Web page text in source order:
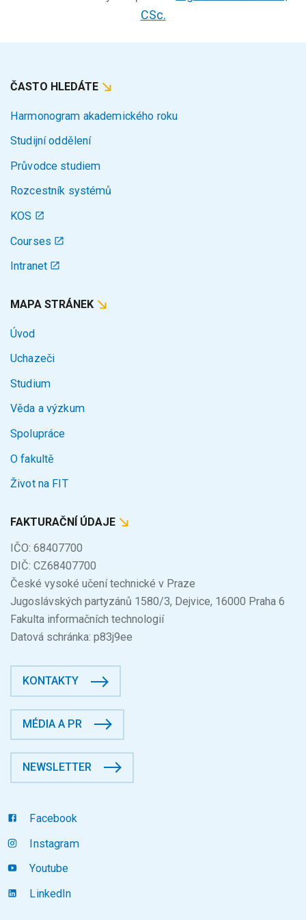
CSc.
ČASTO HLEDÁTE
Harmonogram akademického roku
Studijní oddělení
Průvodce studiem
Rozcestník systémů
KOS
Courses
Intranet
MAPA STRÁNEK
Úvod
Uchazeči
Studium
Věda a výzkum
Spolupráce
O fakultě
Život na FIT
FAKTURAČNÍ ÚDAJE
IČO: 68407700
DIČ: CZ68407700
České vysoké učení technické v Praze
Jugoslávských partyzánů 1580/3, Dejvice, 16000 Praha 6
Fakulta informačních technologií
Datová schránka: p83j9ee
KONTAKTY
MÉDIA A PR
NEWSLETTER
Facebook
Instagram
Youtube
LinkedIn